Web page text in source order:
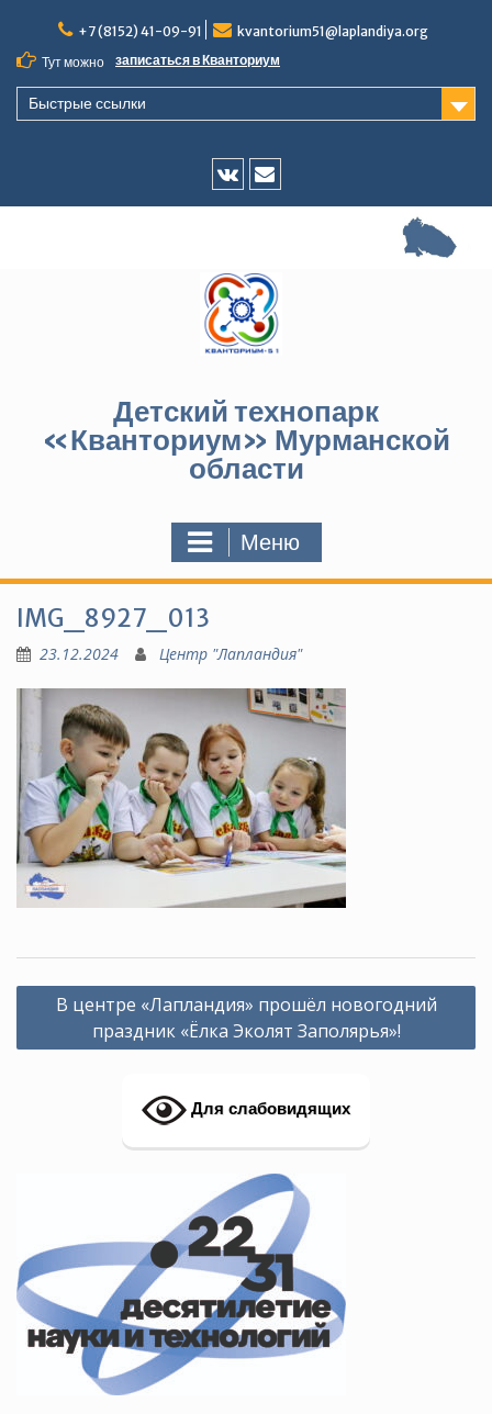
содержимому
+7 (8152) 41-09-91
kvantorium51@laplandiya.org
Тут можно
записаться в Кванториум
Быстрые ссылки
Vk
E-
Детский технопарк
«Кванториум» Мурманской
области
Меню
IMG_8927_013
23.12.2024 Центр "Лапландия"
Навигация
записям
В центре «Лапландия» прошёл новогодний
праздник «Ёлка Эколят Заполярья»!
Для слабовидящих